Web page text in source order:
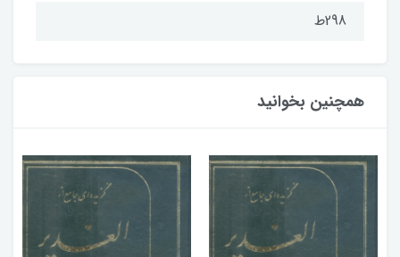
298ط
همچنین بخوانید